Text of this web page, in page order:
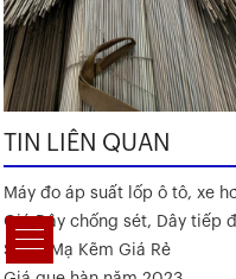
TIN LIÊN QUAN
Máy đo áp suất lốp ô tô, xe
Giá Dây chống sét, Dây tiếp
Sắt V Mạ Kẽm Giá Rẻ